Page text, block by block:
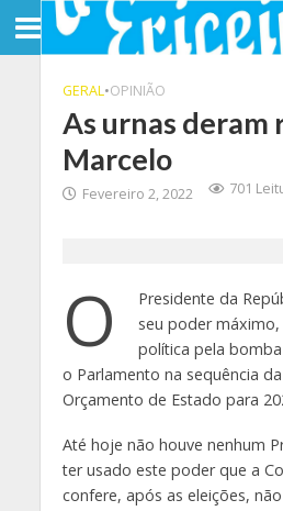
GERAL•OPINIÃO
As urnas deram
Marcelo
Fevereiro 2, 2022 701
O
Presidente da
seu poder
política pela
o Parlamento na sequência
Orçamento de Estado para
Até hoje não houve nenhum
ter usado este poder que a
confere, após as eleições,